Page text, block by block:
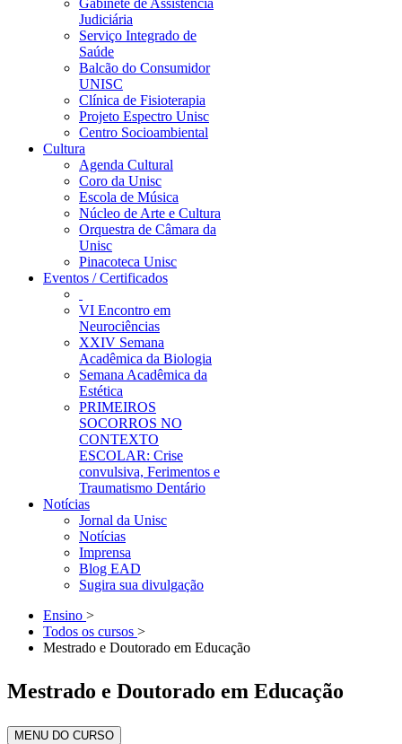
Gabinete de Assistência
Judiciária
Serviço Integrado de
Saúde
Balcão do Consumidor
UNISC
Clínica de Fisioterapia
Projeto Espectro Unisc
Centro Socioambiental
Cultura
Agenda Cultural
Coro da Unisc
Escola de Música
Núcleo de Arte e Cultura
Orquestra de Câmara da
Unisc
Pinacoteca Unisc
Eventos / Certificados
VI Encontro em
Neurociências
XXIV Semana
Acadêmica da Biologia
Semana Acadêmica da
Estética
PRIMEIROS
SOCORROS NO
CONTEXTO
ESCOLAR: Crise
convulsiva, Ferimentos e
Traumatismo Dentário
Notícias
Jornal da Unisc
Notícias
Imprensa
Blog EAD
Sugira sua divulgação
Ensino >
Todos os cursos >
Mestrado e Doutorado em Educação
Mestrado e Doutorado em Educação
MENU DO CURSO